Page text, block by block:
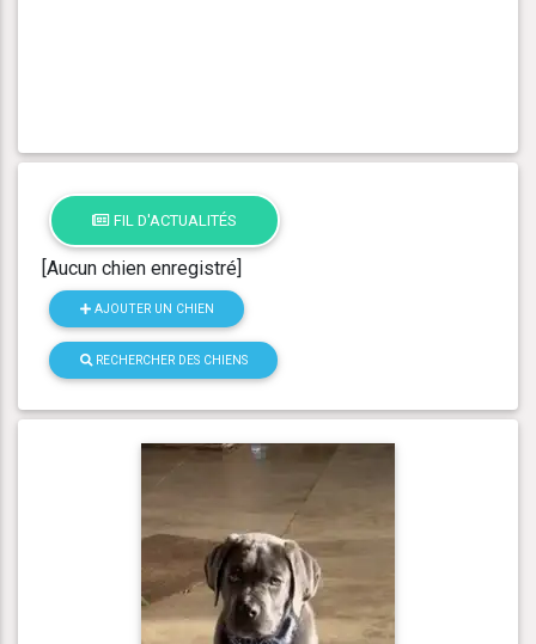
FIL D'ACTUALITÉS
[Aucun chien enregistré]
AJOUTER UN CHIEN
RECHERCHER DES CHIENS